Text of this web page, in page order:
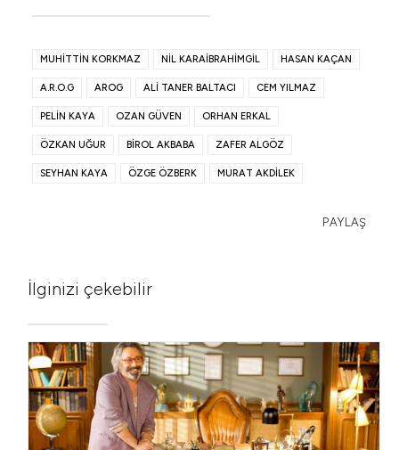
MUHITTIN KORKMAZ NIL KARAIBRAHIMGIL HASAN KAÇAN
A.R.O.G AROG ALI TANER BALTACI CEM YILMAZ
PELIN KAYA OZAN GÜVEN ORHAN ERKAL
ÖZKAN UĞUR BIROL AKBABA ZAFER ALGÖZ
SEYHAN KAYA ÖZGE ÖZBERK MURAT AKDILEK
PAYLAŞ
İlginizi çekebilir